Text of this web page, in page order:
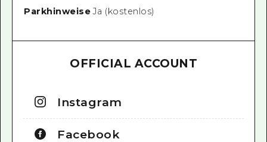
ParkhinweiseJa (kostenlos)
OFFICIAL ACCOUNT
Instagram
Facebook